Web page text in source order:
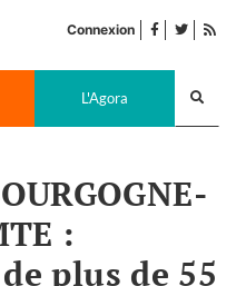
Connexion facebook
twitter
L'Agora
:
plus de 55